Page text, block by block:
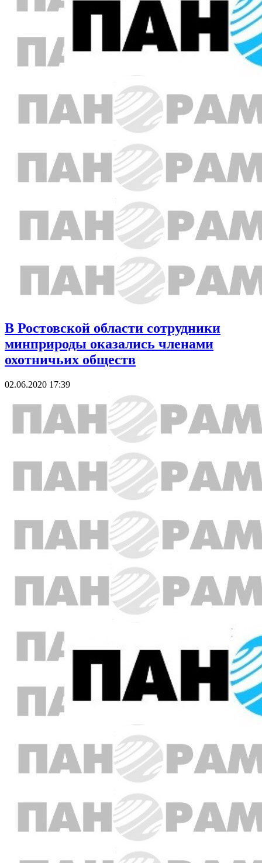
В Ростовской области сотрудники
минприроды оказались членами
охотничьих обществ
02.06.2020 17:39